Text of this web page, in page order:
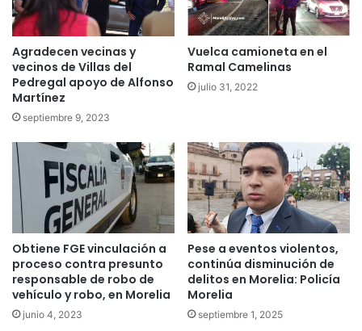
Agradecen vecinas y
vecinos de Villas del
Pedregal apoyo de Alfonso
Martínez
septiembre 9, 2023
Vuelca camioneta en el
Ramal Camelinas
julio 31, 2022
Obtiene FGE vinculación a
proceso contra presunto
responsable de robo de
vehículo y robo, en Morelia
junio 4, 2023
Pese a eventos violentos,
continúa disminución de
delitos en Morelia: Policía
Morelia
septiembre 1, 2025